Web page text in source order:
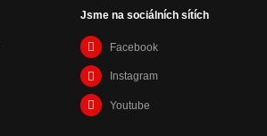
Jsme na sociálních sítích
Facebook
Instagram
Youtube